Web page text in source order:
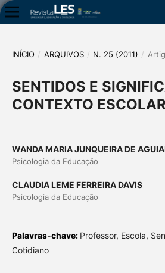
INÍCIO / ARQUIVOS / N. 25 (2011) /
SENTIDOS E
CONTEXTO ESCOLAR
WANDA MARIA JUNQUEIRA DE
Psicologia da Educação
CLAUDIA LEME FERREIRA DAVIS
Psicologia da Educação
Palavras-chave: Professor, Escola,
Cotidiano